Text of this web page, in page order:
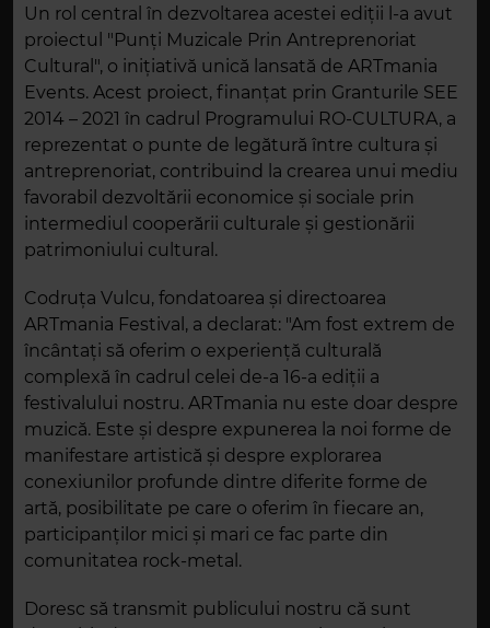
Un rol central în dezvoltarea acestei ediții l-a avut
proiectul "Punți Muzicale Prin Antreprenoriat
Cultural", o inițiativă unică lansată de ARTmania
Events. Acest proiect, finanțat prin Granturile SEE
2014 – 2021 în cadrul Programului RO-CULTURA, a
reprezentat o punte de legătură între cultura și
antreprenoriat, contribuind la crearea unui mediu
favorabil dezvoltării economice și sociale prin
intermediul cooperării culturale și gestionării
patrimoniului cultural.
Codruța Vulcu, fondatoarea și directoarea
ARTmania Festival, a declarat: "Am fost extrem de
încântați să oferim o experiență culturală
complexă în cadrul celei de-a 16-a ediții a
festivalului nostru. ARTmania nu este doar despre
muzică. Este și despre expunerea la noi forme de
manifestare artistică și despre explorarea
conexiunilor profunde dintre diferite forme de
artă, posibilitate pe care o oferim în fiecare an,
participanților mici și mari ce fac parte din
comunitatea rock-metal.
Doresc să transmit publicului nostru că sunt